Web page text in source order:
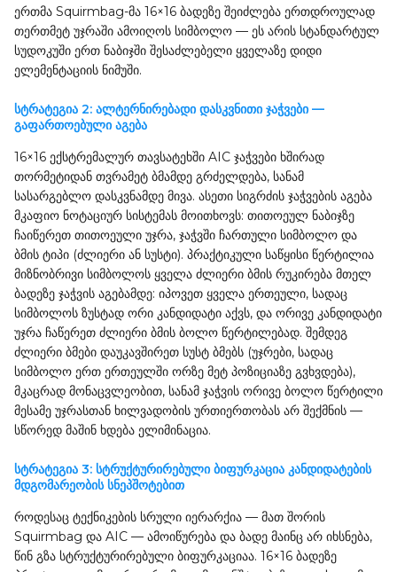
ერთმა Squirmbag-მა 16×16 ბადეზე შეიძლება ერთდროულად
თერთმეტ უჯრაში ამოიღოს სიმბოლო — ეს არის სტანდარტულ
სუდოკუში ერთ ნაბიჯში შესაძლებელი ყველაზე დიდი
ელემენტაციის ნიმუში.
სტრატეგია 2: ალტერნირებადი დასკვნითი ჯაჭვები —
გაფართოებული აგება
16×16 ექსტრემალურ თავსატეხში AIC ჯაჭვები ხშირად
თორმეტიდან თვრამეტ ბმამდე გრძელდება, სანამ
სასარგებლო დასკვნამდე მივა. ასეთი სიგრძის ჯაჭვების აგება
მკაფიო ნოტაციურ სისტემას მოითხოვს: თითოეულ ნაბიჯზე
ჩაიწერეთ თითოეული უჯრა, ჯაჭვში ჩართული სიმბოლო და
ბმის ტიპი (ძლიერი ან სუსტი). პრაქტიკული საწყისი წერტილია
მიზნობრივი სიმბოლოს ყველა ძლიერი ბმის რუკირება მთელ
ბადეზე ჯაჭვის აგებამდე: იპოვეთ ყველა ერთეული, სადაც
სიმბოლოს ზუსტად ორი კანდიდატი აქვს, და ორივე კანდიდატი
უჯრა ჩაწერეთ ძლიერი ბმის ბოლო წერტილებად. შემდეგ
ძლიერი ბმები დაუკავშირეთ სუსტ ბმებს (უჯრები, სადაც
სიმბოლო ერთ ერთეულში ორზე მეტ პოზიციაზე გვხვდება),
მკაცრად მონაცვლეობით, სანამ ჯაჭვის ორივე ბოლო წერტილი
მესამე უჯრასთან ხილვადობის ურთიერთობას არ შექმნის —
სწორედ მაშინ ხდება ელიმინაცია.
სტრატეგია 3: სტრუქტურირებული ბიფურკაცია კანდიდატების
მდგომარეობის სნეპშოტებით
როდესაც ტექნიკების სრული იერარქია — მათ შორის
Squirmbag და AIC — ამოიწურება და ბადე მაინც არ იხსნება,
წინ გზა სტრუქტურირებული ბიფურკაციაა. 16×16 ბადეზე